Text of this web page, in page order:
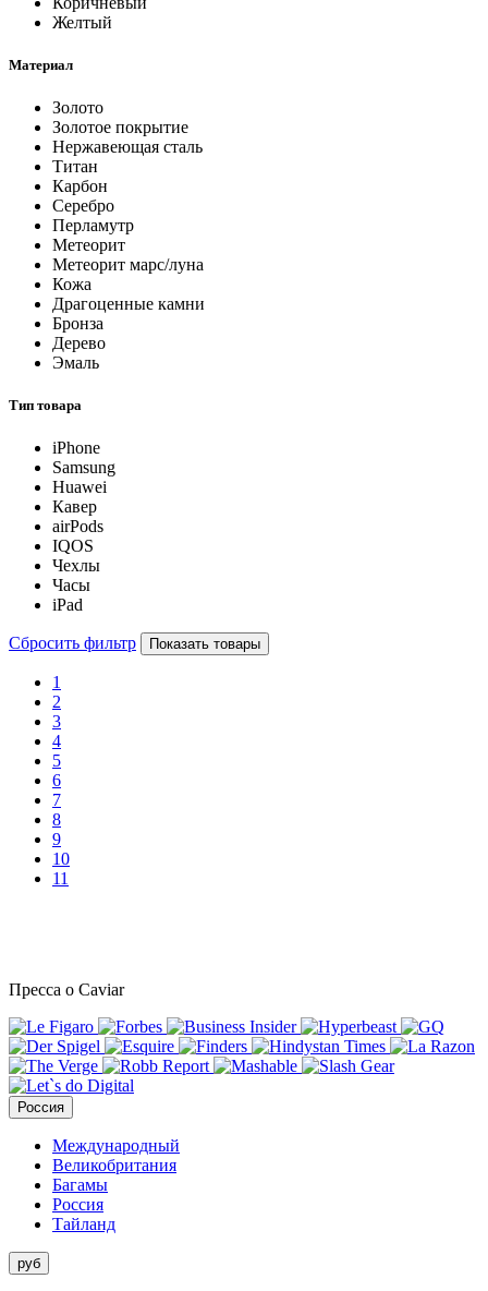
Желтый
Материал
Золото
Золотое покрытие
Нержавеющая сталь
Титан
Карбон
Серебро
Перламутр
Метеорит
Метеорит марс/луна
Кожа
Драгоценные камни
Бронза
Дерево
Эмаль
Тип товара
iPhone
Samsung
Huawei
Кавер
airPods
IQOS
Чехлы
Часы
iPad
Сбросить фильтр Показать товары
1
2
3
4
5
6
7
8
9
10
11
Пресса о Caviar
Россия
Международный
Великобритания
Багамы
Россия
Тайланд
руб